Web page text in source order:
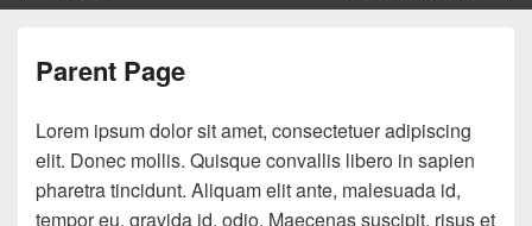
Parent Page
Lorem ipsum dolor sit amet, consectetuer adipiscing
elit. Donec mollis. Quisque convallis libero in sapien
pharetra tincidunt. Aliquam elit ante, malesuada id,
tempor eu, gravida id, odio. Maecenas suscipit, risus et